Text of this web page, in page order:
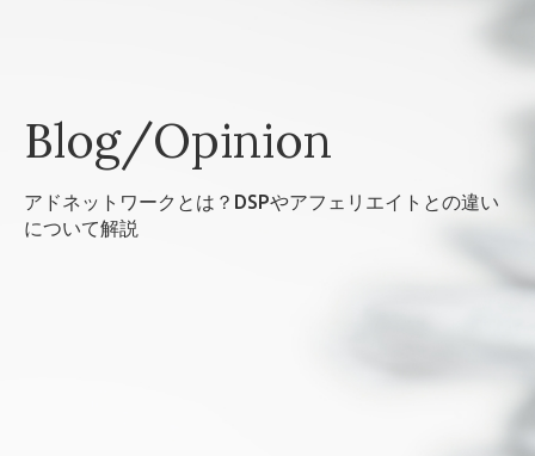
Blog/Opinion
アドネットワークとは？DSPやアフェリエイトとの違い
について解説